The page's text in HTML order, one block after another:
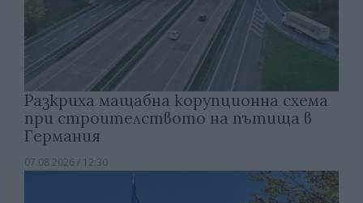
Разкриха мащабна корупционна схема
при строителството на пътища в
Германия
07.08.2026 / 12:30